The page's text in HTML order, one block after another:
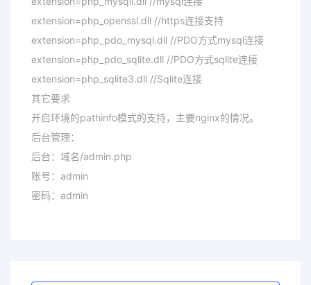
extension=php_openssl.dll //https连接支持
extension=php_pdo_mysql.dll //PDO方式mysql连接
extension=php_pdo_sqlite.dll //PDO方式sqlite连接
extension=php_sqlite3.dll //Sqlite连接
其它要求
开启环境的pathinfo模式的支持，主要nginx的情况。
后台管理：
后台：域名/admin.php
账号：admin
密码：admin